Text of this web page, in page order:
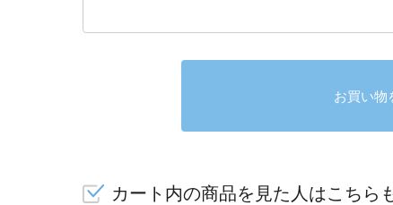
お買い物
カート内の商品を見た人はこちら